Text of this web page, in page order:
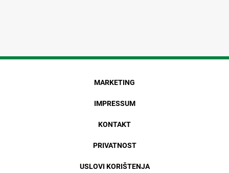
MARKETING
IMPRESSUM
KONTAKT
PRIVATNOST
USLOVI KORIŠTENJA